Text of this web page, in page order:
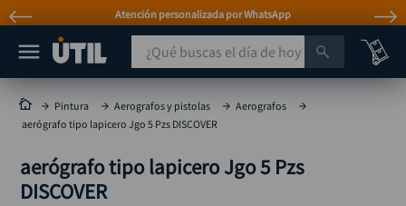
Atención personalizada por WhatsApp
¿Qué buscas el día de hoy?
Pintura Aerografos y pistolas
Aerografos
aerógrafo tipo lapicero Jgo 5 Pzs DISCOVER
aerógrafo tipo lapicero Jgo 5 Pzs
DISCOVER
MÁS BUSCADOS
taladro
taladros pulidoras
compresor